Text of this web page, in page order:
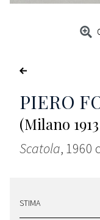
PIERO
(Milano
Scatola, 1960
STIMA